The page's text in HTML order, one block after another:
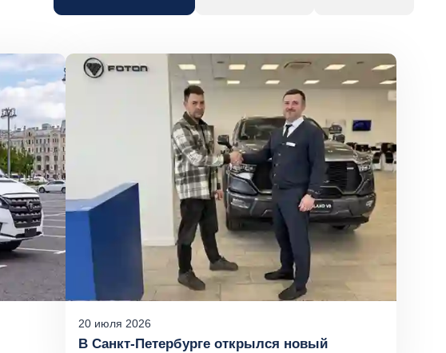
20 июля 2026
В Санкт-Петербурге открылся новый